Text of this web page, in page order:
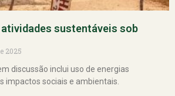
sustentáveis sob
2025
discussão inclui uso de energias
impactos sociais e ambientais.